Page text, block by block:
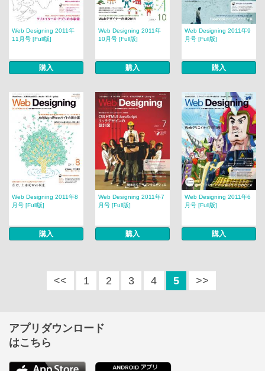
Web Designing 2011年
11月号 [Full版]
購入
Web Designing 2011年
10月号 [Full版]
購入
Web Designing 2011年9
月号 [Full版]
購入
Web Designing 2011年8
月号 [Full版]
購入
Web Designing 2011年7
月号 [Full版]
購入
Web Designing 2011年6
月号 [Full版]
購入
<< 1 2 3 4 5 >>
アプリダウンロード
はこちら